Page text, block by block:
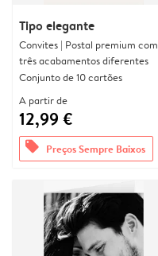
Tipo elegante
Convites | Postal premium com
três acabamentos diferentes
Conjunto de 10 cartões
A partir de
12,99 €
offers Preços Sempre Baixos